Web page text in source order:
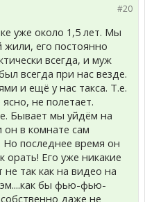
#20
уже около 1,5 лет. Мы
его постоянно
всегда, и муж
всегда при нас везде.
и ещё у нас такса. Т.е.
не полетает.
Бывает мы уйдём на
он в комнате сам
Но последнее время он
орать! Его уже никакие
так как на видео на
бы фью-фью-
даже не